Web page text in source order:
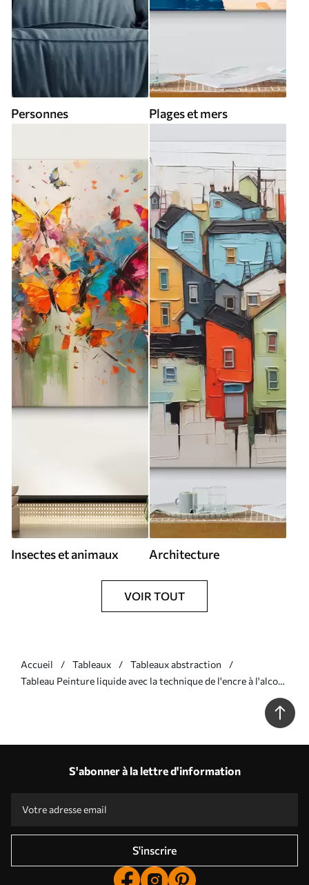
Personnes Plages et mers
Insectes et animaux Architecture
VOIR TOUT
Accueil Tableaux
Tableaux abstraction
Tableau Peinture liquide avec la technique de l'encre à l'alcool
S'abonner à la lettre d'information
S'inscrire